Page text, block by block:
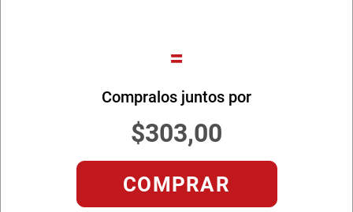
=
Compralos juntos por
$303,00
COMPRAR